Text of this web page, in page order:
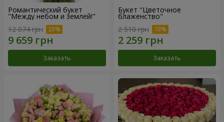
Романтический букет
"Между небом и землей!"
12 074 грн
Заказать
Букет "Цветочное
блаженство"
2 510 грн
Заказать